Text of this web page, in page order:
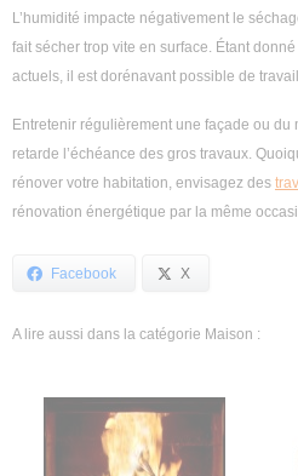
L’humidité impacte négativement le
fait sécher trop vite en surface. Étant
actuels, il est dorénavant possible de
Entretenir régulièrement une façade ou
retarde l’échéance des gros travaux.
rénover votre habitation, envisagez des
rénovation énergétique par la même
Facebook X
A lire aussi dans la catégorie Maison :